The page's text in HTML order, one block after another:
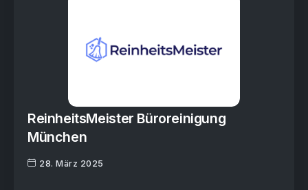
ReinheitsMeister Büroreinigung
München
28. März 2025